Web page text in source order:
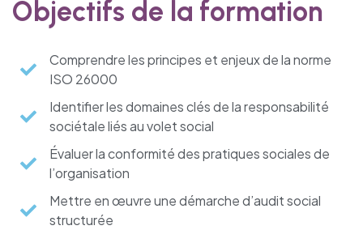
Objectifs de la formation
Comprendre les principes et enjeux de la norme
ISO 26000
Identifier les domaines clés de la responsabilité
sociétale liés au volet social
Évaluer la conformité des pratiques sociales de
l’organisation
Mettre en œuvre une démarche d’audit social
structurée